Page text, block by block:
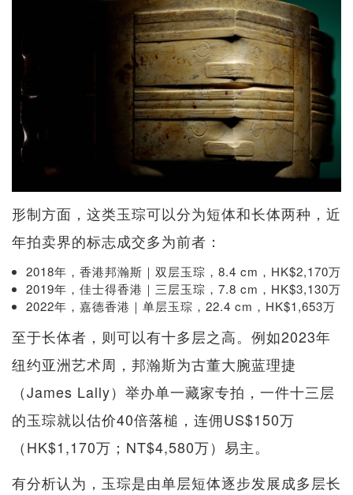
形制方面，这类玉琮可以分为短体和长体两种，近
年拍卖界的标志成交多为前者：
2018年，香港邦瀚斯｜双层玉琮，8.4 cm，HK$2,170万
2019年，佳士得香港｜三层玉琮，7.8 cm，HK$3,130万
2022年，嘉德香港｜单层玉琮，22.4 cm，HK$1,653万
至于长体者，则可以有十多层之高。例如2023年
纽约亚洲艺术周，邦瀚斯为古董大腕蓝理捷
（James Lally）举办单一藏家专拍，一件十三层
的玉琮就以估价40倍落槌，连佣US$150万
（HK$1,170万；NT$4,580万）易主。
有分析认为，玉琮是由单层短体逐步发展成多层长